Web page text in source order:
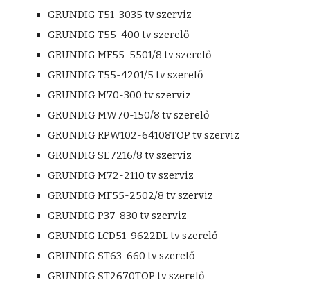
GRUNDIG T51-3035 tv szerviz
GRUNDIG T55-400 tv szerelő
GRUNDIG MF55-5501/8 tv szerelő
GRUNDIG T55-4201/5 tv szerelő
GRUNDIG M70-300 tv szerviz
GRUNDIG MW70-150/8 tv szerelő
GRUNDIG RPW102-64108TOP tv szerviz
GRUNDIG SE7216/8 tv szerviz
GRUNDIG M72-2110 tv szerviz
GRUNDIG MF55-2502/8 tv szerviz
GRUNDIG P37-830 tv szerviz
GRUNDIG LCD51-9622DL tv szerelő
GRUNDIG ST63-660 tv szerelő
GRUNDIG ST2670TOP tv szerelő